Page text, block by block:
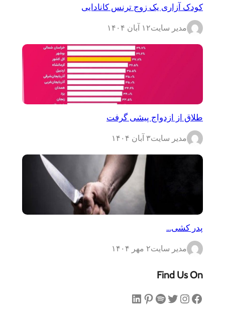
کودک آزاری یک زوج ترنس کانادایی
مدیر سایت۱۲ آبان ۱۴۰۴
طلاق از ازدواج پیشی گرفت
مدیر سایت۳ آبان ۱۴۰۴
پدر کشی…
مدیر سایت۲ مهر ۱۴۰۴
Find Us On
فیس‌بوک اینستاگرم توییتر اسپاتیفای پینترست لینکداین